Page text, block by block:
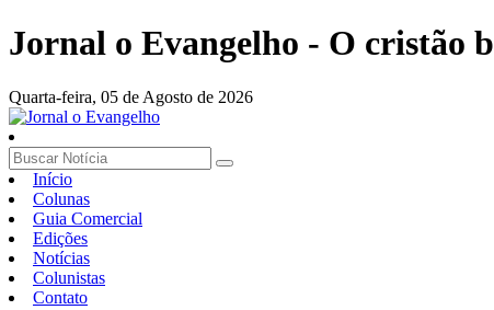
Jornal o Evangelho - O cristão
Quarta-feira, 05 de Agosto de 2026
Início
Colunas
Guia Comercial
Edições
Notícias
Colunistas
Contato